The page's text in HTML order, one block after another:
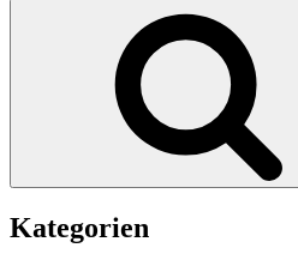
Kategorien